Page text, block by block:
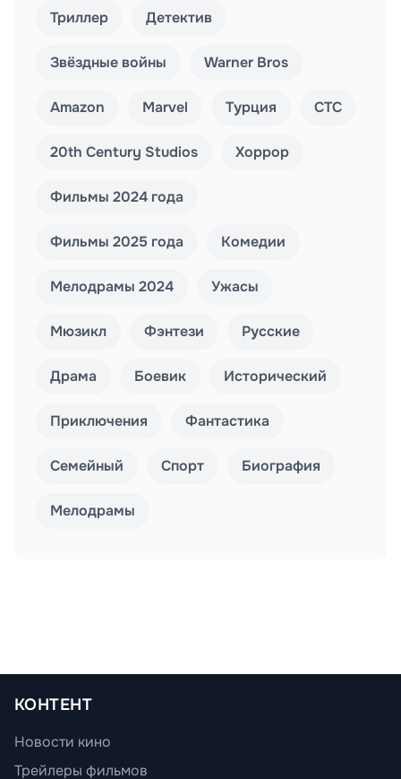
Триллер Детектив
Звёздные войны Warner Bros
Amazon Marvel Турция СТС
20th Century Studios Хоррор
Фильмы 2024 года
Фильмы 2025 года Комедии
Мелодрамы 2024 Ужасы
Мюзикл Фэнтези Русские
Драма Боевик Исторический
Приключения Фантастика
Семейный Спорт Биография
Мелодрамы
КОНТЕНТ
Новости кино
Трейлеры фильмов